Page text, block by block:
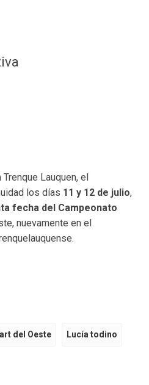
Lauquen, el
los días 11 y 12 de julio,
fecha del Campeonato
nuevamente en el
del Oeste Lucía todino